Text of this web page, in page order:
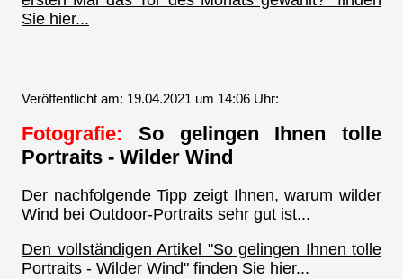
Sie hier...
Veröffentlicht am: 19.04.2021 um 14:06 Uhr:
Fotografie: So gelingen Ihnen tolle
Portraits - Wilder Wind
Der nachfolgende Tipp zeigt Ihnen, warum wilder
Wind bei Outdoor-Portraits sehr gut ist...
Den vollständigen Artikel "So gelingen Ihnen tolle
Portraits - Wilder Wind" finden Sie hier...